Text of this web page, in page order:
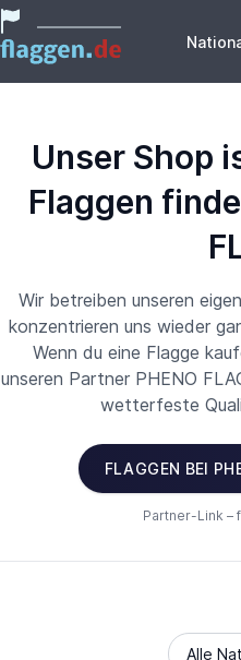
Unser Shop
Flaggen
Wir betreiben unseren
konzentrieren uns wieder
Wenn du eine Flagge
unseren Partner PHENO
wetterfeste
FLAGGEN BEI
Partner-Link –
Alle